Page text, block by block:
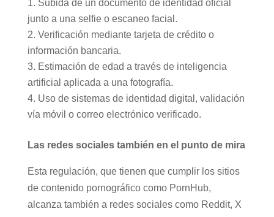
Entre los métodos aceptados de verificación de
edad se incluyen los siguientes:
Subida de un documento de identidad oficial
junto a una selfie o escaneo facial.
Verificación mediante tarjeta de crédito o
información bancaria.
Estimación de edad a través de inteligencia
Uso de sistemas de identidad digital,
verificado.
Las redes sociales también en el punto de